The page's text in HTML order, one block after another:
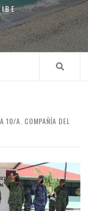
10/A. COMPAÑÍA DEL